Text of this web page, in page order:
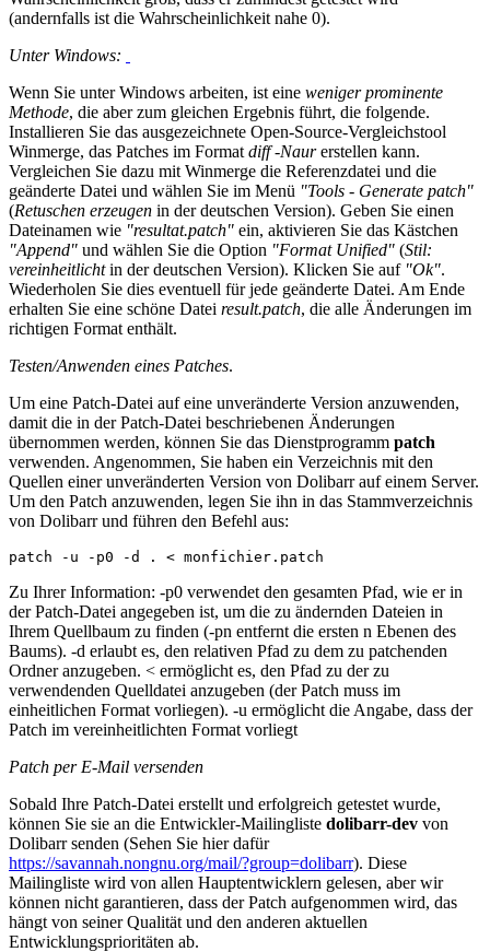
(andernfalls ist die Wahrscheinlichkeit nahe 0).
Unter Windows:
Wenn Sie unter Windows arbeiten, ist eine weniger prominente
Methode, die aber zum gleichen Ergebnis führt, die folgende.
Installieren Sie das ausgezeichnete Open-Source-Vergleichstool
Winmerge, das Patches im Format diff -Naurerstellen kann.
Vergleichen Sie dazu mit Winmerge die Referenzdatei und die
geänderte Datei und wählen Sie im Menü "Tools - Generate patch"
(Retuschen erzeugen in der deutschen Version). Geben Sie einen
Dateinamen wie "resultat.patch" ein, aktivieren Sie das Kästchen
"Append" und wählen Sie die Option "Format Unified" (Stil:
vereinheitlichtin der deutschen Version). Klicken Sie auf "Ok".
Wiederholen Sie dies eventuell für jede geänderte Datei. Am Ende
erhalten Sie eine schöne Datei result.patch, die alle Änderungen im
richtigen Format enthält.
Testen/Anwenden eines Patches.
Um eine Patch-Datei auf eine unveränderte Version anzuwenden,
damit die in der Patch-Datei beschriebenen Änderungen
übernommen werden, können Sie das Dienstprogramm patch
verwenden. Angenommen, Sie haben ein Verzeichnis mit den
Quellen einer unveränderten Version von Dolibarr auf einem Server.
Um den Patch anzuwenden, legen Sie ihn in das Stammverzeichnis
von Dolibarr und führen den Befehl aus:
Zu Ihrer Information: -p0 verwendet den gesamten Pfad, wie er in
der Patch-Datei angegeben ist, um die zu ändernden Dateien in
Ihrem Quellbaum zu finden (-pn entfernt die ersten n Ebenen des
Baums). -d erlaubt es, den relativen Pfad zu dem zu patchenden
Ordner anzugeben. < ermöglicht es, den Pfad zu der zu
verwendenden Quelldatei anzugeben (der Patch muss im
einheitlichen Format vorliegen). -u ermöglicht die Angabe, dass der
Patch im vereinheitlichten Format vorliegt
Patch per E-Mail versenden
Sobald Ihre Patch-Datei erstellt und erfolgreich getestet wurde,
können Sie sie an die Entwickler-Mailingliste dolibarr-dev von
Dolibarr senden (Sehen Sie hier dafür
https://savannah.nongnu.org/mail/?group=dolibarr). Diese
Mailingliste wird von allen Hauptentwicklern gelesen, aber wir
können nicht garantieren, dass der Patch aufgenommen wird, das
hängt von seiner Qualität und den anderen aktuellen
Entwicklungsprioritäten ab.